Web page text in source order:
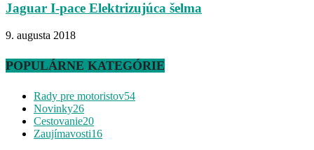
Jaguar I-pace Elektrizujúca šelma
9. augusta 2018
POPULÁRNE KATEGÓRIE
Rady pre motoristov54
Novinky26
Cestovanie20
Zaujímavosti16